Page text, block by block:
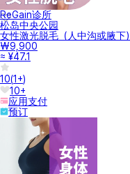
ReGain诊所
松岛中央公园
女性激光脱毛（人中沟或腋下）
₩9,900
≈ ¥47.1
10(1+)
10+
应用支付
预订